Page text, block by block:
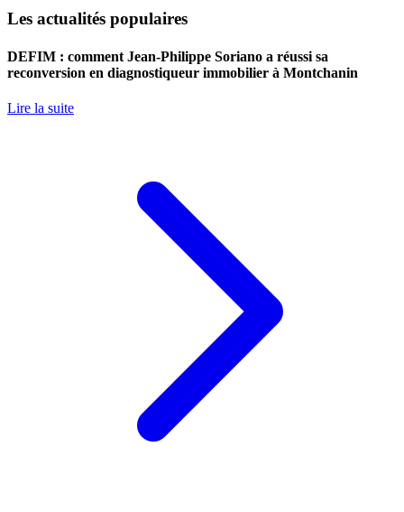
Les actualités populaires
DEFIM : comment Jean-Philippe Soriano a réussi sa
reconversion en diagnostiqueur immobilier à Montchanin
Lire la suite